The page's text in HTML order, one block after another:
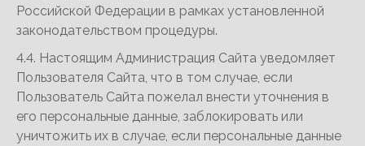
Российской Федерации в рамках установленной
законодательством процедуры.
4.4. Настоящим Администрация Сайта уведомляет
Пользователя Сайта, что в том случае, если
Пользователь Сайта пожелал внести уточнения в
его персональные данные, заблокировать или
уничтожить их в случае, если персональные данные